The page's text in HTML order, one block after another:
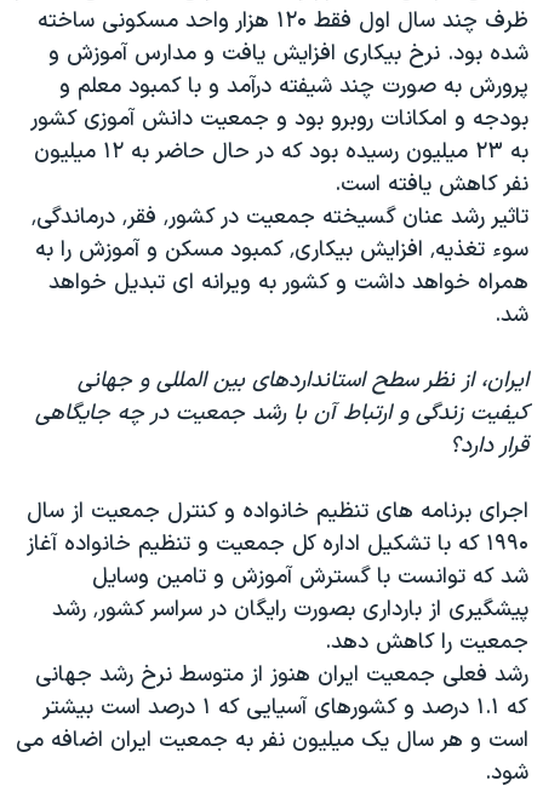
ظرف چند سال اول فقط ۱۲۰ هزار واحد مسکونی ساخته
شده بود. نرخ بیکاری افزایش یافت و مدارس آموزش و
پرورش به صورت چند شیفته درآمد و با کمبود معلم و
بودجه و امکانات روبرو بود و جمعیت دانش آموزی کشور
به ۲۳ میلیون رسیده بود که در حال حاضر به ۱۲ میلیون
نفر کاهش یافته است.
تاثیر رشد عنان گسیخته جمعیت در کشور٬ فقر٬ درماندگی٬
سوء تغذیه٬ افزایش بیکاری٬ کمبود مسکن و آموزش را به
همراه خواهد داشت و کشور به ویرانه ای تبدیل خواهد
شد.
ایران، از نظر سطح استانداردهای بین المللی و جهانی
کیفیت زندگی و ارتباط آن با رشد جمعیت در چه جایگاهی
قرار دارد؟
اجرای برنامه های تنظیم خانواده و کنترل جمعیت از سال
۱۹۹۰ که با تشکیل اداره کل جمعیت و تنظیم خانواده آغاز
شد که توانست با گسترش آموزش و تامین وسایل
پیشگیری از بارداری بصورت رایگان در سراسر کشور٬ رشد
جمعیت را کاهش دهد.
رشد فعلی جمعیت ایران هنوز از متوسط نرخ رشد جهانی
که ۱.۱ درصد و کشورهای آسیایی که ۱ درصد است بیشتر
است و هر سال یک میلیون نفر به جمعیت ایران اضافه می
شود.